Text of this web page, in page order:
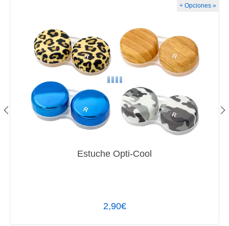
Estuche Opti-Cool
2,90€
+ Opciones »